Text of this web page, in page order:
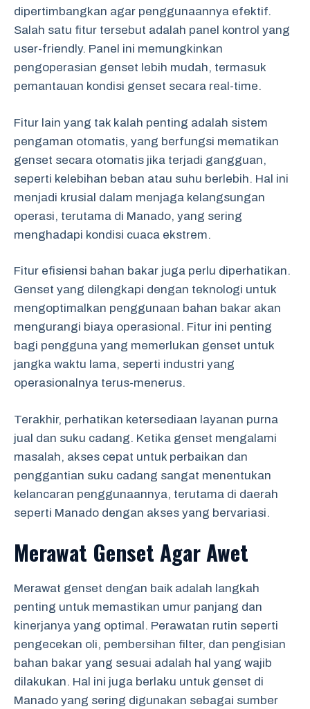
dipertimbangkan agar penggunaannya efektif.
Salah satu fitur tersebut adalah panel kontrol yang
user-friendly. Panel ini memungkinkan
pengoperasian genset lebih mudah, termasuk
pemantauan kondisi genset secara real-time.
Fitur lain yang tak kalah penting adalah sistem
pengaman otomatis, yang berfungsi mematikan
genset secara otomatis jika terjadi gangguan,
seperti kelebihan beban atau suhu berlebih. Hal ini
menjadi krusial dalam menjaga kelangsungan
operasi, terutama di Manado, yang sering
menghadapi kondisi cuaca ekstrem.
Fitur efisiensi bahan bakar juga perlu diperhatikan.
Genset yang dilengkapi dengan teknologi untuk
mengoptimalkan penggunaan bahan bakar akan
mengurangi biaya operasional. Fitur ini penting
bagi pengguna yang memerlukan genset untuk
jangka waktu lama, seperti industri yang
operasionalnya terus-menerus.
Terakhir, perhatikan ketersediaan layanan purna
jual dan suku cadang. Ketika genset mengalami
masalah, akses cepat untuk perbaikan dan
penggantian suku cadang sangat menentukan
kelancaran penggunaannya, terutama di daerah
seperti Manado dengan akses yang bervariasi.
Merawat Genset Agar Awet
Merawat genset dengan baik adalah langkah
penting untuk memastikan umur panjang dan
kinerjanya yang optimal. Perawatan rutin seperti
pengecekan oli, pembersihan filter, dan pengisian
bahan bakar yang sesuai adalah hal yang wajib
dilakukan. Hal ini juga berlaku untuk genset di
Manado yang sering digunakan sebagai sumber